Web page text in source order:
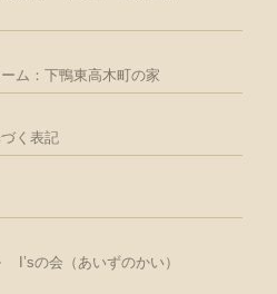
ーム：下鴨東高木町の家
く表記
I’sの会（あいずのかい）